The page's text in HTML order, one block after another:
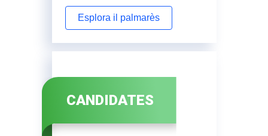
Esplora il palmarès
CANDIDATES